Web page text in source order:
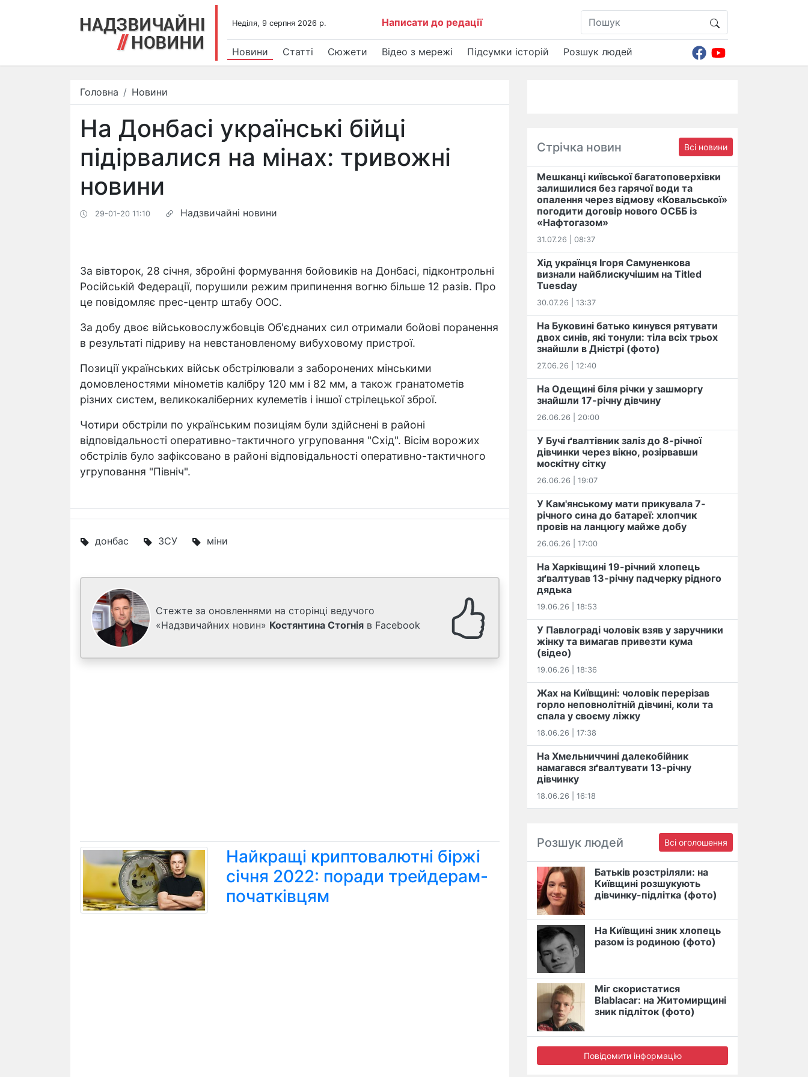
Недiля, 9 серпня 2026 р. Написати до редації
Новини Статті Сюжети Відео з мережі Підсумки історій Розшук людей
Головна Новини
На Донбасі українські бійці
підірвалися на мінах: тривожні
новини
29-01-20 11:10 Надзвичайні новини
За вівторок, 28 січня, збройні формування бойовиків на Донбасі, підконтрольні
Російській Федерації, порушили режим припинення вогню більше 12 разів. Про
це повідомляє прес-центр штабу ООС.
За добу двоє військовослужбовців Об'єднаних сил отримали бойові поранення
в результаті підриву на невстановленому вибуховому пристрої.
Позиції українських військ обстрілювали з заборонених мінськими
домовленостями мінометів калібру 120 мм і 82 мм, а також гранатометів
різних систем, великокаліберних кулеметів і іншої стрілецької зброї.
Чотири обстріли по українським позиціям були здійснені в районі
відповідальності оперативно-тактичного угруповання "Схід". Вісім ворожих
обстрілів було зафіксовано в районі відповідальності оперативно-тактичного
угруповання "Північ".
донбас ЗСУ міни
Стежте за оновленнями на сторінці ведучого
«Надзвичайних новин» Костянтина Стогнія в Facebook
Найкращі криптовалютні біржі
січня 2022: поради трейдерам-
початківцям
Стрічка новин Всі новини
Мешканці київської багатоповерхівки
залишилися без гарячої води та
опалення через відмову «Ковальської»
погодити договір нового ОСББ із
«Нафтогазом»
31.07.26 | 08:37
Хід українця Ігоря Самуненкова
визнали найблискучішим на Titled
Tuesday
30.07.26 | 13:37
На Буковині батько кинувся рятувати
двох синів, які тонули: тіла всіх трьох
знайшли в Дністрі (фото)
27.06.26 | 12:40
На Одещині біля річки у зашморгу
знайшли 17-річну дівчину
26.06.26 | 20:00
У Бучі ґвалтівник заліз до 8-річної
дівчинки через вікно, розірвавши
москітну сітку
26.06.26 | 19:07
У Кам'янському мати прикувала 7-
річного сина до батареї: хлопчик
провів на ланцюгу майже добу
26.06.26 | 17:00
На Харківщині 19-річний хлопець​
️зґвалтував 13-річну падчерку рідного
дядька
19.06.26 | 18:53
У Павлограді чоловік взяв у заручники
жінку та вимагав привезти кума
(відео)
19.06.26 | 18:36
Жах на Київщині: чоловік перерізав
горло неповнолітній дівчині, коли та
спала у своєму ліжку
18.06.26 | 17:38
На Хмельниччині далекобійник
намагався зґвалтувати 13-річну
дівчинку
18.06.26 | 16:18
Розшук людей Всі оголошення
Батьків розстріляли: на
Київщині розшукують
дівчинку-підлітка (фото)
На Київщині зник хлопець
разом із родиною (фото)
Міг скористатися
Blablacar: на Житомирщині
зник підліток (фото)
Повідомити інформацію